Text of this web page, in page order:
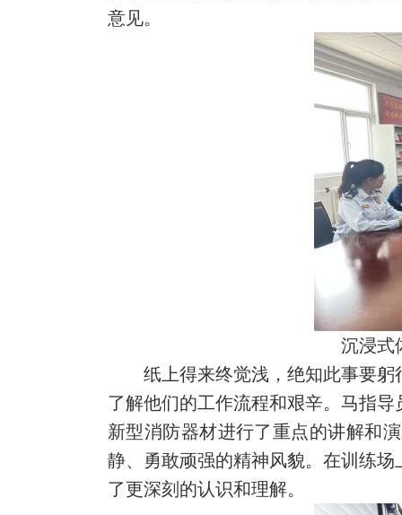
意见。
沉浸式
纸上得来终觉浅，绝知此事要
了解他们的工作流程和艰辛。马指
新型消防器材进行了重点的讲解和
静、勇敢顽强的精神风貌。在训练
了更深刻的认识和理解。